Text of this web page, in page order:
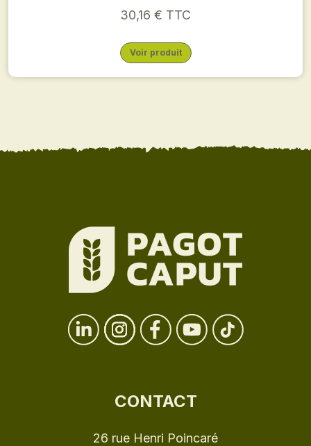
30,16 € TTC
Voir produit
CONTACT
26 rue Henri Poincaré